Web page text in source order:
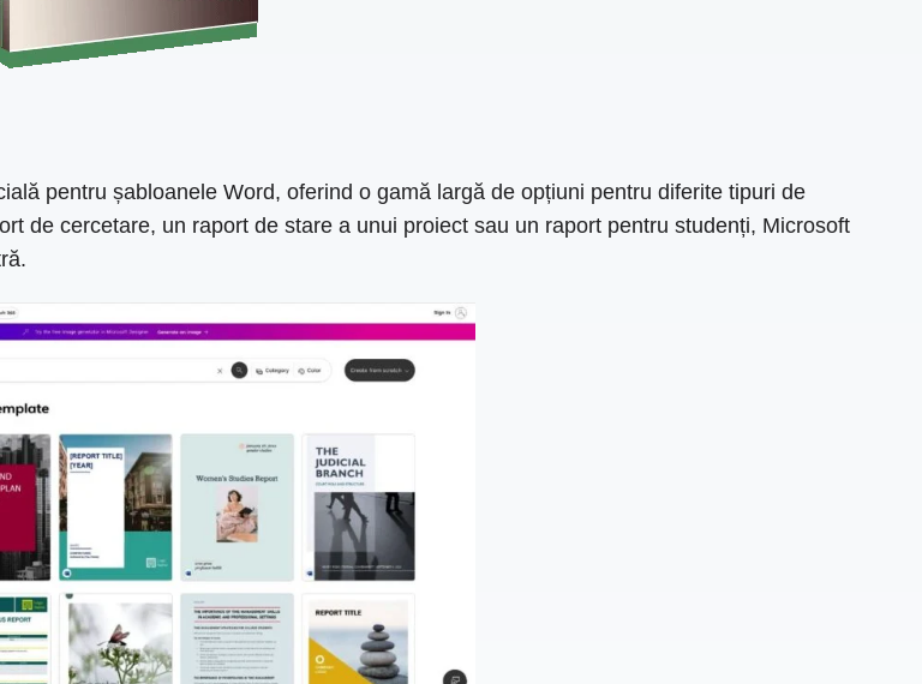
pentru șabloanele Word, oferind o gamă largă de opțiuni pentru diferite tipuri de
de cercetare, un raport de stare a unui proiect sau un raport pentru studenți, Microsoft